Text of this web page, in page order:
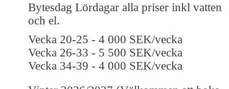
Bytesdag Lördagar alla priser inkl vatten
och el.
Vecka 20-25 - 4 000 SEK/vecka
Vecka 26-33 - 5 500 SEK/vecka
Vecka 34-39 - 4 000 SEK/vecka